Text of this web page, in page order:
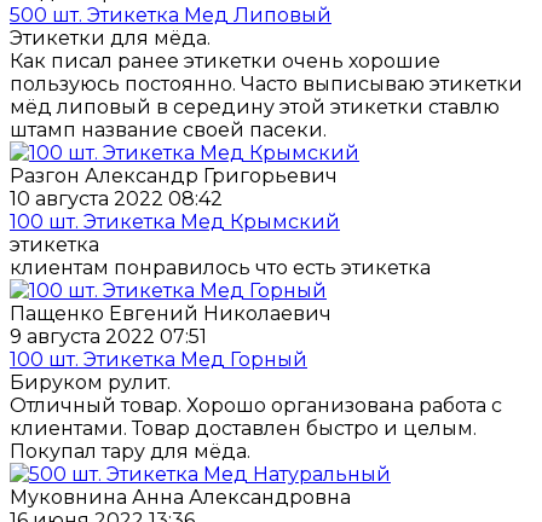
500 шт. Этикетка Мед Липовый
Этикетки для мёда.
Как писал ранее этикетки очень хорошие
пользуюсь постоянно. Часто выписываю этикетки
мёд липовый в середину этой этикетки ставлю
штамп название своей пасеки.
Разгон Александр Григорьевич
10 августа 2022 08:42
100 шт. Этикетка Мед Крымский
этикетка
клиентам понравилось что есть этикетка
Пащенко Евгений Николаевич
9 августа 2022 07:51
100 шт. Этикетка Мед Горный
Бируком рулит.
Отличный товар. Хорошо организована работа с
клиентами. Товар доставлен быстро и целым.
Покупал тару для мёда.
Муковнина Анна Александровна